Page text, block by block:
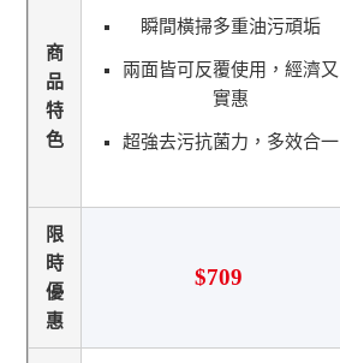
商
品
特
色
瞬間橫掃多重油污頑垢
兩面皆可反覆使用，經濟又
實惠
超強去污抗菌力，多效合一
限
時
優
惠
$709